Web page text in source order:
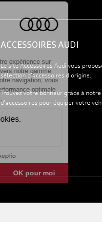
ACCESSOIRES AUDI
Le site Accessoires Audi vous
sélection d'accessoires d'origine.
Trouvez votre bonheur grâce à
d'accessoires pour équiper votre